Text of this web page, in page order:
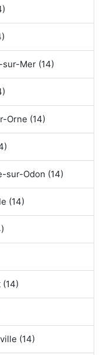
Mer (14)
Orne (14)
sur-Odon (14)
(14)
(14)